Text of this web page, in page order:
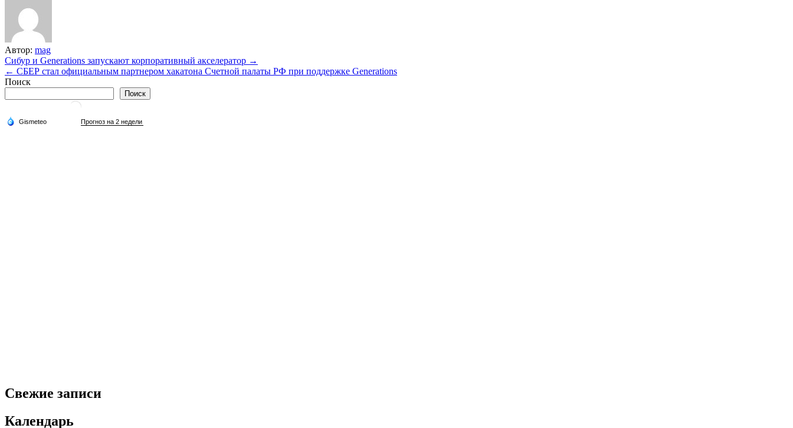
Автор: mag
Навигация
по
Сибур и Generations запускают корпоративный акселератор →
← СБЕР стал официальным партнером хакатона Счетной палаты РФ при поддержке Generations
Поиск
Поиск
Свежие записи
Календарь